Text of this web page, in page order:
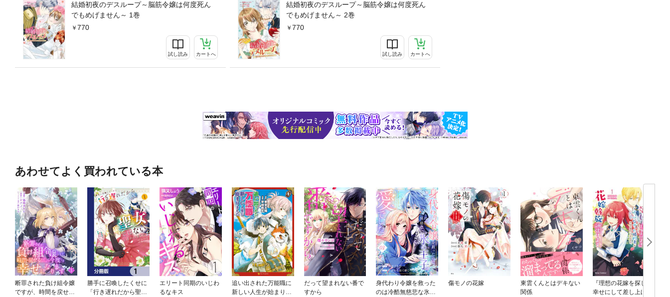
結婚初夜のデスループ～脳筋令嬢は何度死ん
でもめげません～ 1巻
770
試し読み カートへ
結婚初夜のデスループ～脳筋令嬢は何度死ん
でもめげません～ 2巻
770
試し読み カートへ
あわせてよく買われている本
断罪された負け組令嬢
ですが、時間を戻せる
勝手に召喚したくせに
「行き遅れだから聖女
エリート同期のいじわ
るなキス
追い出された万能職に
新しい人生が始まりま
だって望まれない番で
すから
身代わり令嬢を救った
のは冷酷無慈悲な氷の
傷モノの花嫁
東雲くんとはデキない
関係
『理想の花嫁を探して
幸せにして差し上げま